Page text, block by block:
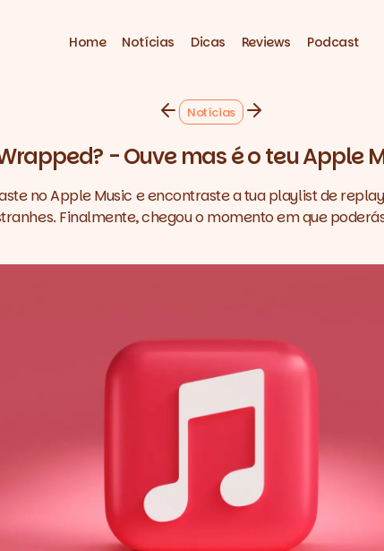
Home Notícias Dicas Reviews Podcast
Notícias
- Ouve mas é o teu Apple
no Apple Music e encontraste a tua playlist de
Finalmente, chegou o momento em que